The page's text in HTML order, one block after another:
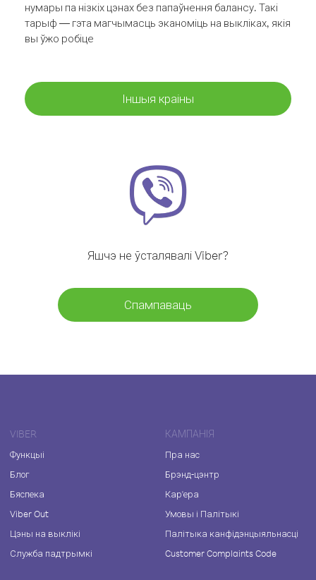
нумары па нізкіх цэнах без папаўнення балансу. Такі
тарыф — гэта магчымасць эканоміць на выкліках, якія
вы ўжо робіце
Іншыя краіны
Яшчэ не ўсталявалі Viber?
Спампаваць
VIBER
Функцыі
Блог
Бяспека
Viber Out
Цэны на выклікі
Служба падтрымкі
КАМПАНІЯ
Пра нас
Брэнд-цэнтр
Кар'ера
Умовы і Палітыкі
Палітыка канфідэнцыяльнасці
Customer Complaints Code